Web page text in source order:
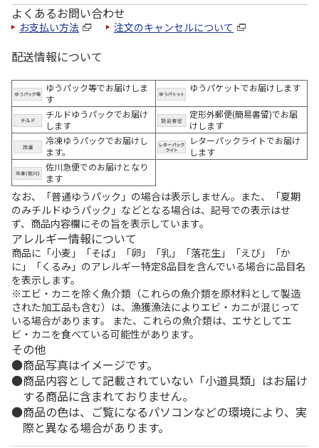
よくあるお問い合わせ
お支払い方法 注文のキャンセルについて
配送情報について
ゆうパック等でお届けしま
す
ゆうパケットでお届けします
チルドゆうパックでお届け
します
定形外郵便(簡易書留)でお届
けします
冷凍ゆうパックでお届けし
ます。
レターパックライトでお届け
します
佐川急便でのお届けとなり
ます
なお、「普通ゆうパック」の場合は表示しません。また、「夏期
のみチルドゆうパック」などとなる場合は、記号での表示はせ
ず、商品内容欄にその旨を表示しています。
アレルギー情報について
商品に「小麦」「そば」「卵」「乳」「落花生」「えび」「か
に」「くるみ」のアレルギー特定8品目を含んでいる場合に品目名
を表示します。
※エビ・カニを除く魚介類（これらの魚介類を原材料として製造
された加工品も含む）は、漁獲漁法によりエビ・カニが混じって
いる場合があります。 また、これらの魚介類は、エサとしてエ
ビ・カニを食べている可能性があります。
その他
商品写真はイメージです。
商品内容として記載されていない「小道具類」はお届け
する商品に含まれておりません。
商品の色は、ご覧になるパソコンなどの環境により、実
際と異なる場合があります。